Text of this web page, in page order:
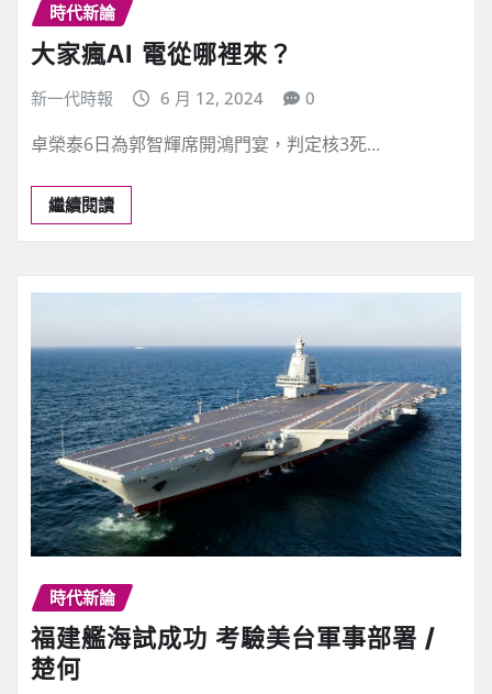
時代新論
大家瘋AI 電從哪裡來？
新一代時報 6 月 12, 2024 0
卓榮泰6日為郭智輝席開鴻門宴，判定核3死…
繼續閱讀
時代新論
福建艦海試成功 考驗美台軍事部署 /
楚何